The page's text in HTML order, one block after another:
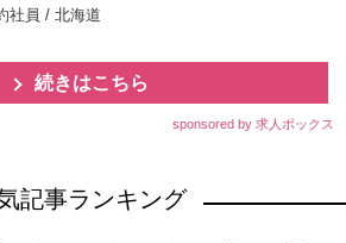
社員 / 北海道
続きはこちら
sponsored by 求人ボックス
記事ランキング